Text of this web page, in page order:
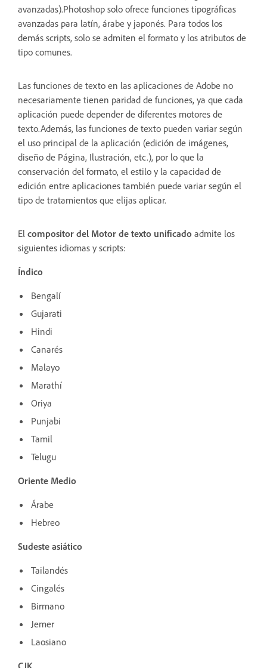
avanzadas).Photoshop solo ofrece funciones tipográficas
avanzadas para latín, árabe y japonés. Para todos los
demás scripts, solo se admiten el formato y los atributos de
tipo comunes.
Las funciones de texto en las aplicaciones de Adobe no
necesariamente tienen paridad de funciones, ya que cada
aplicación puede depender de diferentes motores de
texto.Además, las funciones de texto pueden variar según
el uso principal de la aplicación (edición de imágenes,
diseño de Página, Ilustración, etc.), por lo que la
conservación del formato, el estilo y la capacidad de
edición entre aplicaciones también puede variar según el
tipo de tratamientos que elijas aplicar.
El compositor del Motor de texto unificado admite los
siguientes idiomas y scripts:
Índico
Bengalí
Gujarati
Hindi
Canarés
Malayo
Marathí
Oriya
Punjabi
Tamil
Telugu
Oriente Medio
Árabe
Hebreo
Sudeste asiático
Tailandés
Cingalés
Birmano
Jemer
Laosiano
CJK